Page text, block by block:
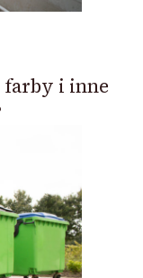
farby i inne